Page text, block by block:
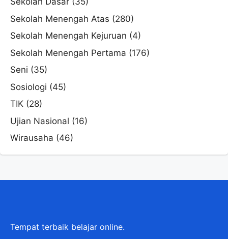
Sekolah Menengah Atas (280)
Sekolah Menengah Kejuruan (4)
Sekolah Menengah Pertama (176)
Seni (35)
Sosiologi (45)
TIK (28)
Ujian Nasional (16)
Wirausaha (46)
Tempat terbaik belajar online.